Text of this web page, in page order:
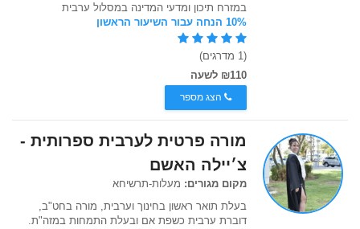
במזרח תיכון ומדעי המדינה במסלול ערבית
10% הנחה עבור השיעור הראשון
(1 מדרגים)
₪110 לשעה
הצג מספר
מורה פרטית לערבית ספרותית -
צ׳יילה האשם
מקום מגורים: מעלות-תרשיחא
בעלת תואר ראשון בחינוך וערבית, מורה בחט"ב,
דוברת ערבית כשפת אם ובעלת התמחות במזה"ת.